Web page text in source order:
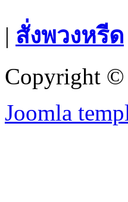
| สั่งพวงหรีด
Copyright ©
Joomla